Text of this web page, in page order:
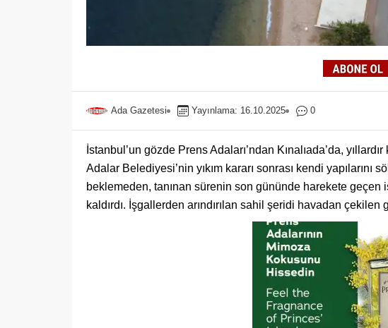
Ada Gazetesi Yayınlama: 16.10.2025 0
İstanbul’un gözde Prens Adaları’ndan Kınalıada’da,
Adalar Belediyesi’nin yıkım kararı sonrası kendi
beklemeden, tanınan sürenin son gününde harekete
kaldırdı. İşgallerden arındırılan sahil şeridi havadan